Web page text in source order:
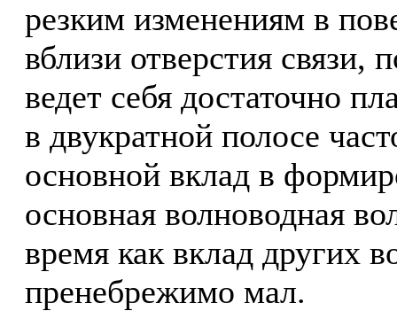
резким изменениям в
вблизи отверстия связи,
ведет себя достаточно
в двукратной полосе
основной вклад в
основная волноводная
время как вклад других
пренебрежимо мал.